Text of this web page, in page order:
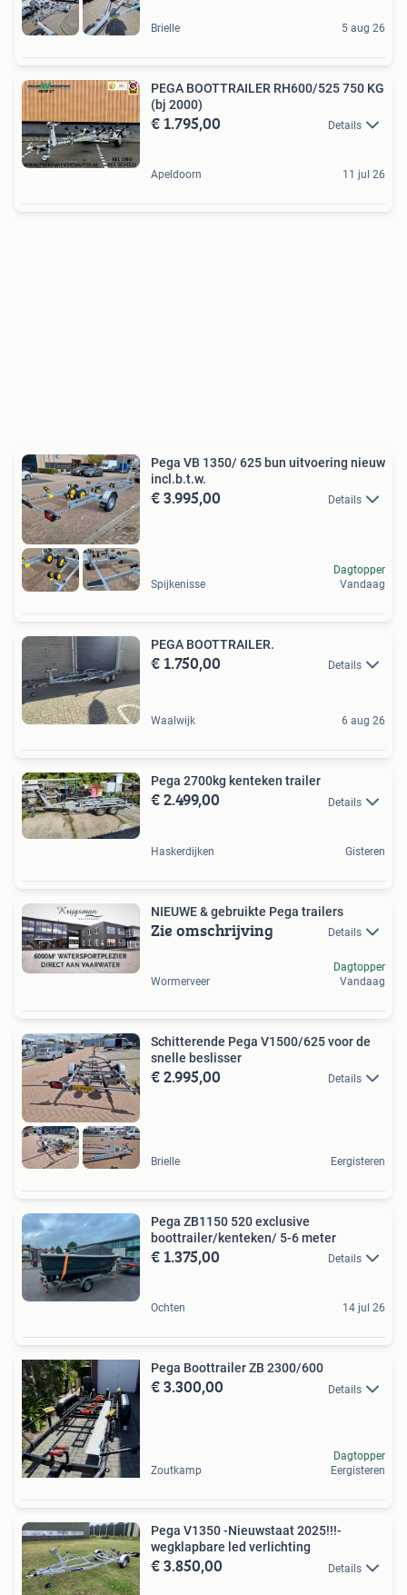
Brielle 5 aug 26
PEGA BOOTTRAILER RH600/525 750 KG
(bj 2000)
€ 1.795,00 Details
Apeldoorn 11 jul 26
Pega VB 1350/ 625 bun uitvoering nieuw
incl.b.t.w.
€ 3.995,00 Details
Spijkenisse
Dagtopper
Vandaag
PEGA BOOTTRAILER.
€ 1.750,00 Details
Waalwijk 6 aug 26
Pega 2700kg kenteken trailer
€ 2.499,00 Details
Haskerdijken Gisteren
NIEUWE & gebruikte Pega trailers
Zie omschrijving Details
Wormerveer
Dagtopper
Vandaag
Schitterende Pega V1500/625 voor de
snelle beslisser
€ 2.995,00 Details
Brielle Eergisteren
Pega ZB1150 520 exclusive
boottrailer/kenteken/ 5-6 meter
€ 1.375,00 Details
Ochten 14 jul 26
Pega Boottrailer ZB 2300/600
€ 3.300,00 Details
Zoutkamp
Dagtopper
Eergisteren
Pega V1350 -Nieuwstaat 2025!!!-
wegklapbare led verlichting
€ 3.850,00 Details